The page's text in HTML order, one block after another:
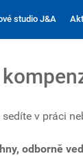
studio J&A
v práci
odborně